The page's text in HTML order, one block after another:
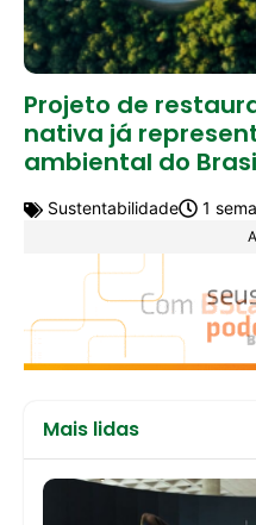
Projeto de
nativa já
ambiental do
Sustentabilidade 1
Mais lidas